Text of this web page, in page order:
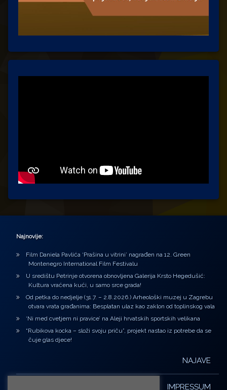
Najnovije:
Film Daniela Pavlića ‘Prašina u vitrini’ nagrađen na 12. Green
Montenegro International Film Festivalu
U središtu Petrinje otvorena obnovljena Galerija Krsto Hegedušić:
Kultura vraćena kući, u samo srce grada!
Od petka do nedjelje (31.7. – 2.8.2026.) Arheološki muzej u Zagrebu
otvara vrata građanima: Besplatan ulaz kao zaklon od toplinskog vala
‘Ni med cvetjem ni pravice’ na Aleji hrvatskih sportskih velikana
“Rubikova kocka – složi svoju priču”, projekt nastao iz potrebe da se
čuje glas djece!
NAJAVE
IMPRESSUM